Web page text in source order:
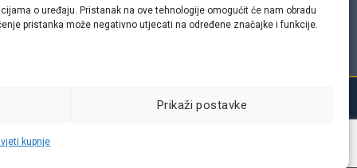
o uređaju. Pristanak na ove tehnologije omogućit će nam obradu
pristanka može negativno utjecati na određene značajke i funkcije.
Prikaži postavke
kupnje